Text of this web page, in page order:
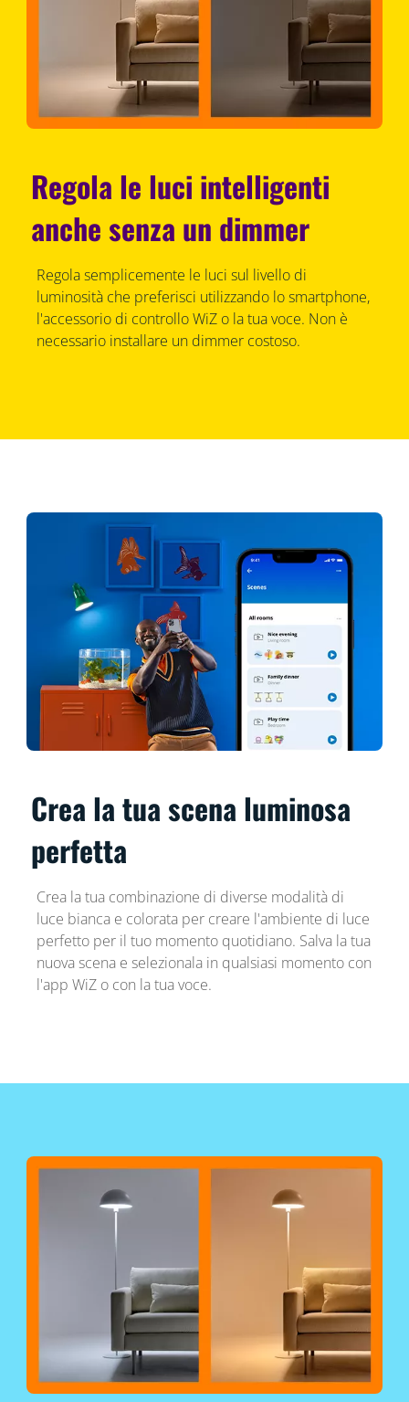
Regola le luci intelligenti
anche senza un dimmer
Regola semplicemente le luci sul livello di
luminosità che preferisci utilizzando lo smartphone,
l'accessorio di controllo WiZ o la tua voce. Non è
necessario installare un dimmer costoso.
Crea la tua scena luminosa
perfetta
Crea la tua combinazione di diverse modalità di
luce bianca e colorata per creare l'ambiente di luce
perfetto per il tuo momento quotidiano. Salva la tua
nuova scena e selezionala in qualsiasi momento con
l'app WiZ o con la tua voce.